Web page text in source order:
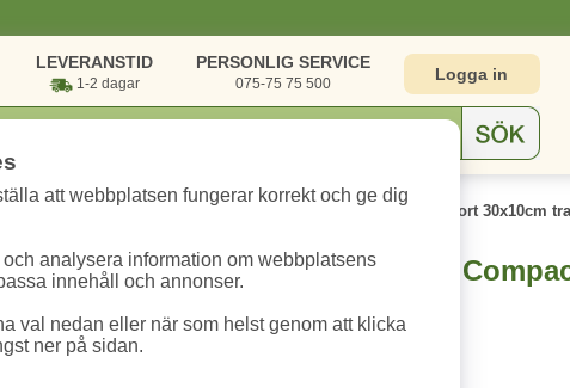
LEVERANSTID
1-2 dagar
PERSONLIG SERVICE
075-75 75 500 Logga in
Förvaringsboxar Förvaringslåda SmartStore Compact Sort 30x10cm
Förvaringslåda SmartStore
Art.nr: 19390
att webbplatsen fungerar korrekt och ge dig
analysera information om webbplatsens
innehåll och annonser.
val nedan eller när som helst genom att klicka
ner på sidan.